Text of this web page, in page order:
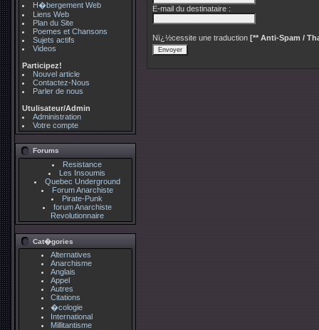
H�bergement Web
Liens Web
Plan du Site
Poemes et Chansons
Sujets actifs
Videos
Participez!
Nouvel article
Contactez-Nous
Parler de nous
Utulisateur/Admin
Administration
Votre compte
Forums
Resistance
Les Insoumis
Quebec Underground
Forum Anarchiste
Pirate-Punk
forum Anarchiste
Revolutionnaire
Cat�gories
Alternatives
Anarchisme
Anglais
Appel
Autres
Citations
�cologie
International
Millitantisme
E-mail du destinataire :
Nï¿½cessite une traduction [** Anti-Spam /